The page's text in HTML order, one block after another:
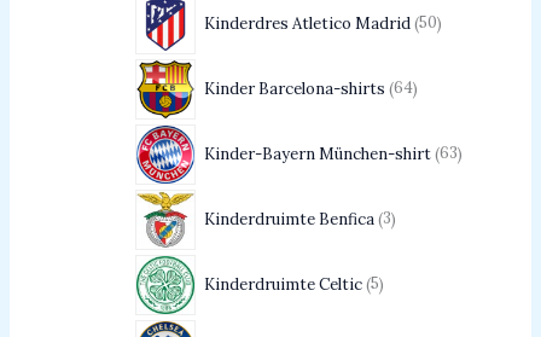
Kinderdres Atletico Madrid 50
Kinder Barcelona-shirts 64
Kinder-Bayern München-shirt 63
Kinderdruimte Benfica 3
Kinderdruimte Celtic 5